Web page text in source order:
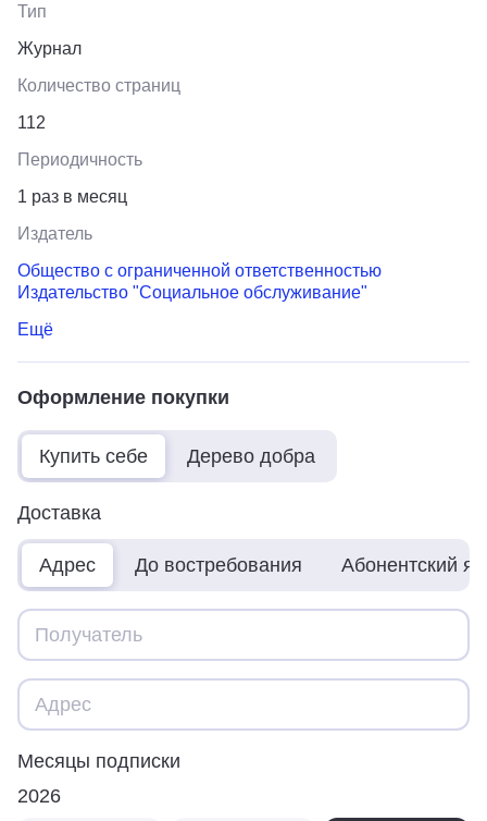
Тип
Журнал
Количество страниц
112
Периодичность
1 раз в месяц
Издатель
Общество с ограниченной ответственностью
Издательство "Социальное обслуживание"
Ещё
Оформление покупки
Купить себе Дерево добра
Доставка
Адрес До востребования Абонентский
Месяцы подписки
2026